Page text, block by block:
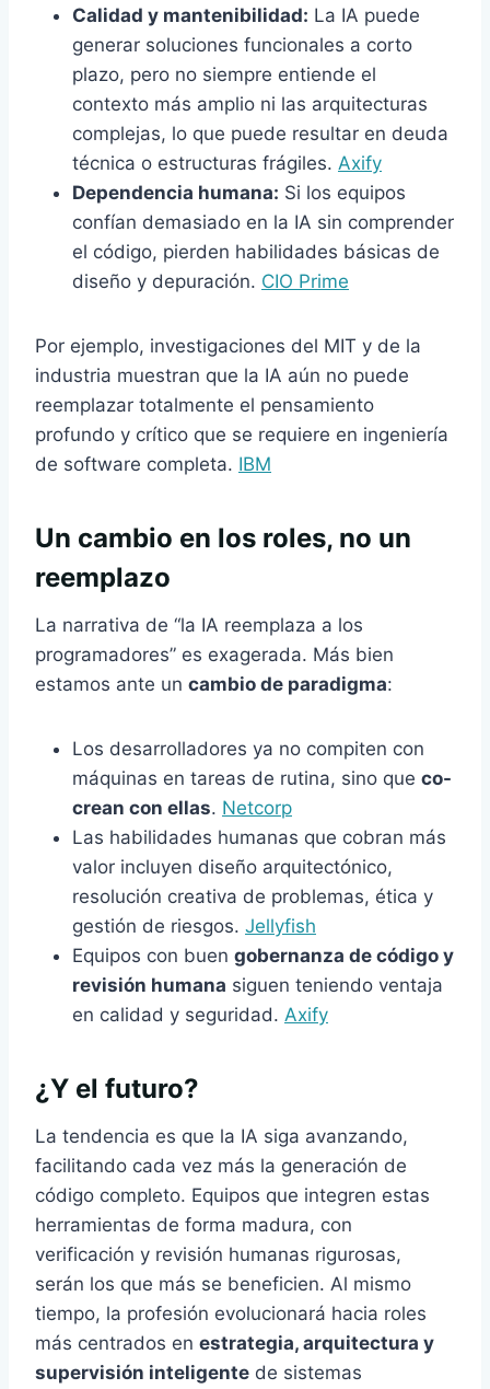
Calidad y mantenibilidad: La IA puede
generar soluciones funcionales a corto
plazo, pero no siempre entiende el
contexto más amplio ni las arquitecturas
complejas, lo que puede resultar en deuda
técnica o estructuras frágiles. Axify
Dependencia humana: Si los equipos
confían demasiado en la IA sin comprender
el código, pierden habilidades básicas de
diseño y depuración. CIO Prime
Por ejemplo, investigaciones del MIT y de la
industria muestran que la IA aún no puede
reemplazar totalmente el pensamiento
profundo y crítico que se requiere en ingeniería
de software completa. IBM
Un cambio en los roles, no un
reemplazo
La narrativa de “la IA reemplaza a los
programadores” es exagerada. Más bien
estamos ante un cambio de paradigma:
Los desarrolladores ya no compiten con
máquinas en tareas de rutina, sino que co-
crean con ellas. Netcorp
Las habilidades humanas que cobran más
valor incluyen diseño arquitectónico,
resolución creativa de problemas, ética y
gestión de riesgos. Jellyfish
Equipos con buen gobernanza de código y
revisión humana siguen teniendo ventaja
en calidad y seguridad. Axify
¿Y el futuro?
La tendencia es que la IA siga avanzando,
facilitando cada vez más la generación de
código completo. Equipos que integren estas
herramientas de forma madura, con
verificación y revisión humanas rigurosas,
serán los que más se beneficien. Al mismo
tiempo, la profesión evolucionará hacia roles
más centrados en estrategia, arquitectura y
supervisión inteligente de sistemas